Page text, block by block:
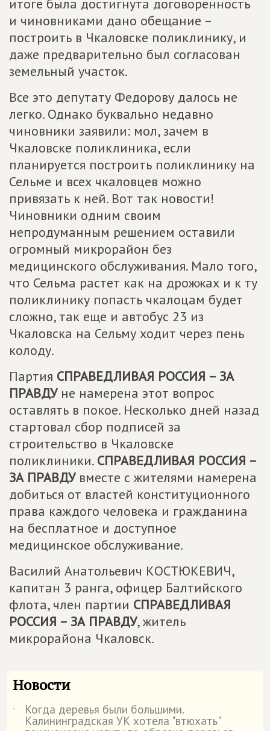
итоге была достигнута договоренность
и чиновниками дано обещание –
построить в Чкаловске поликлинику, и
даже предварительно был согласован
земельный участок.
Все это депутату Федорову далось не
легко. Однако буквально недавно
чиновники заявили: мол, зачем в
Чкаловске поликлиника, если
планируется построить поликлинику на
Сельме и всех чкаловцев можно
привязать к ней. Вот так новости!
Чиновники одним своим
непродуманным решением оставили
огромный микрорайон без
медицинского обслуживания. Мало того,
что Сельма растет как на дрожжах и к ту
поликлинику попасть чкалоцам будет
сложно, так еще и автобус 23 из
Чкаловска на Сельму ходит через пень
колоду.
Партия СПРАВЕДЛИВАЯ РОССИЯ – ЗА
ПРАВДУне намерена этот вопрос
оставлять в покое. Несколько дней назад
стартовал сбор подписей за
строительство в Чкаловске
поликлиники. СПРАВЕДЛИВАЯ РОССИЯ –
ЗА ПРАВДУвместе с жителями намерена
добиться от властей конституционного
права каждого человека и гражданина
на бесплатное и доступное
медицинское обслуживание.
Василий Анатольевич КОСТЮКЕВИЧ,
капитан 3 ранга, офицер Балтийского
флота, член партии СПРАВЕДЛИВАЯ
РОССИЯ – ЗА ПРАВДУ, житель
микрорайона Чкаловск.
Новости
˙ Когда деревья были большими.
Калининградская УК хотела "втюхать"